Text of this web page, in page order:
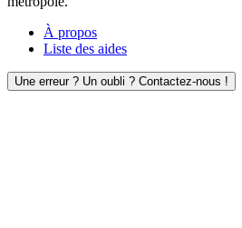
À propos
Liste des aides
Une erreur ? Un oubli ? Contactez-nous !